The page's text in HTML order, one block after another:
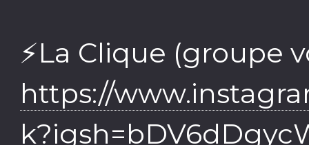
⚡️La Clique (groupe
https://